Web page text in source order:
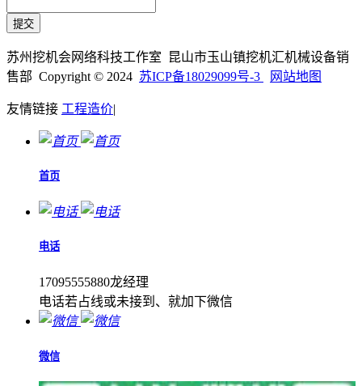
苏州挖机会网络科技工作室 昆山市玉山镇挖机汇机械设备销
售部 Copyright © 2024 苏ICP备18029099号-3 网站地图
友情链接 工程造价|
首页
电话
17095555880龙经理
电话若占线或未接到、就加下微信
微信